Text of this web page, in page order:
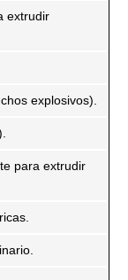
extrudir
explosivos).
para extrudir